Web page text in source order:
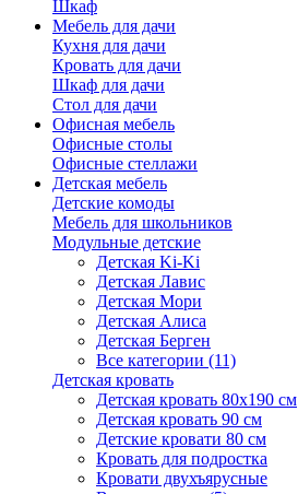
Шкаф
Мебель для дачи
Кухня для дачи
Кровать для дачи
Шкаф для дачи
Стол для дачи
Офисная мебель
Офисные столы
Офисные стеллажи
Детская мебель
Детские комоды
Мебель для школьников
Модульные детские
Детская Ki-Ki
Детская Лавис
Детская Мори
Детская Алиса
Детская Берген
Все категории (11)
Детская кровать
Детская кровать 80х190 см
Детская кровать 90 см
Детские кровати 80 см
Кровать для подростка
Кровати двухъярусные